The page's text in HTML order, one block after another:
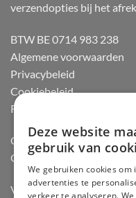
verzendopties bij het
BTW BE 0714 983 238
Algemene voorwaarden
Privacybeleid
Cookiebeleid
Retourneren
Officiële dealer van
Officiële advisor en
Vertrouwd door
Deze website
gebruik van
We gebruiken cookies om
advertenties te
verkeer te analyseren.